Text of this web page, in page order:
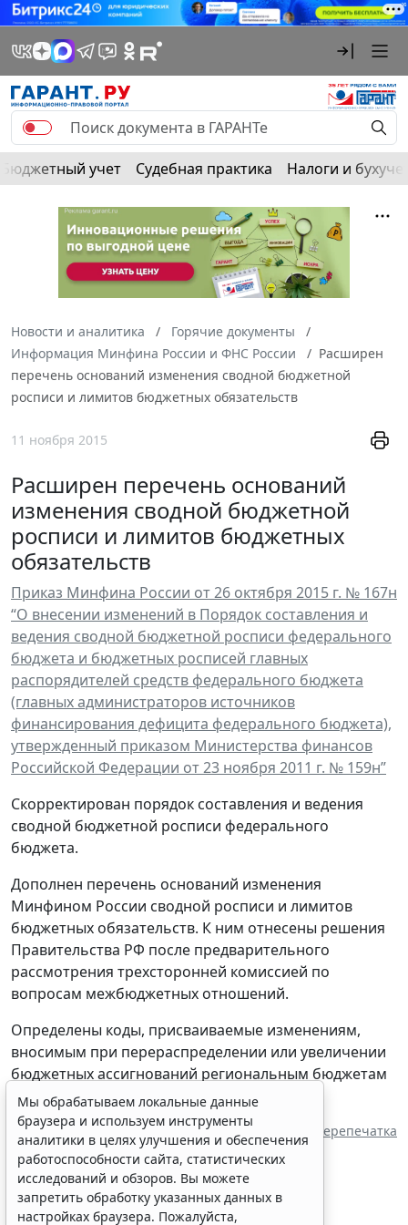
Бюджетный учет Судебная практика Налоги и
Новости и аналитика
Горячие документы
Информация Минфина России и ФНС России
Расширен
перечень оснований изменения сводной бюджетной
росписи и лимитов бюджетных обязательств
11 ноября 2015
Расширен перечень оснований
изменения сводной бюджетной
росписи и лимитов бюджетных
обязательств
Приказ Минфина России от 26 октября 2015 г. № 167н
“О внесении изменений в Порядок составления и
ведения сводной бюджетной росписи федерального
бюджета и бюджетных росписей главных
распорядителей средств федерального бюджета
(главных администраторов источников
финансирования дефицита федерального бюджета),
утвержденный приказом Министерства финансов
Российской Федерации от 23 ноября 2011 г. № 159н”
Скорректирован порядок составления и ведения
сводной бюджетной росписи федерального
бюджета.
Дополнен перечень оснований изменения
Минфином России сводной росписи и лимитов
бюджетных обязательств. К ним отнесены решения
Правительства РФ после предварительного
рассмотрения трехсторонней комиссией по
вопросам межбюджетных отношений.
Определены коды, присваиваемые изменениям,
вносимым при перераспределении или увеличении
бюджетных ассигнований региональным бюджетам
в ряде случаев.
Источник:ИА "ГАРАНТ" Перепечатка
Мы обрабатываем локальные данные
браузера и используем инструменты
аналитики в целях улучшения и обеспечения
работоспособности сайта, статистических
исследований и обзоров. Вы можете
запретить обработку указанных данных в
настройках браузера. Пожалуйста,